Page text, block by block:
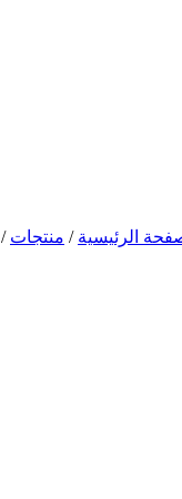
الرئيسية / منتجات /